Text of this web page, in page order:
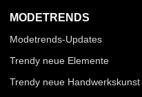
MODETRENDS
Modetrends-Updates
Trendy neue Elemente
Trendy neue Handwerkskunst